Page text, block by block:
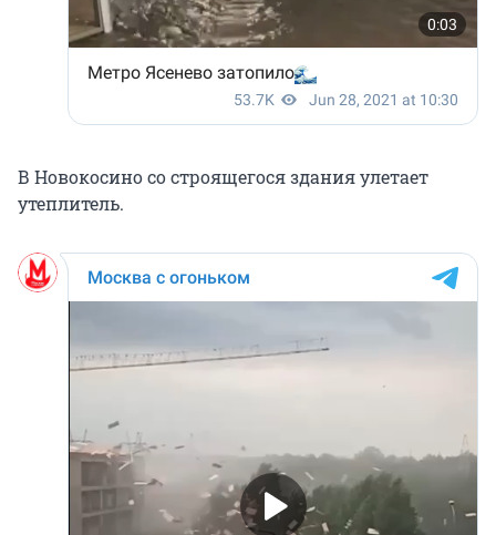
В Новокосино со строящегося здания улетает
утеплитель.